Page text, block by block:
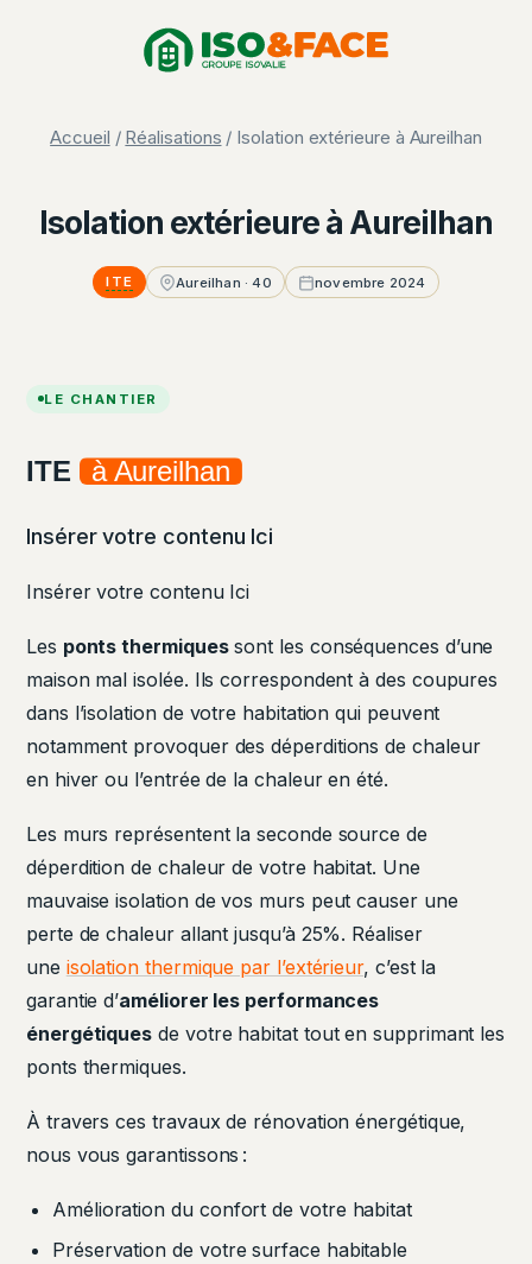
Accueil / Réalisations / Isolation extérieure à Aureilhan
Isolation extérieure à Aureilhan
ITE Aureilhan · 40 novembre 2024
LE CHANTIER
ITE à Aureilhan
Insérer votre contenu Ici
Insérer votre contenu Ici
Les ponts thermiquessont les conséquences d’une
maison mal isolée. Ils correspondent à des coupures
dans l’isolation de votre habitation qui peuvent
notamment provoquer des déperditions de chaleur
en hiver ou l’entrée de la chaleur en été.
Les murs représentent la seconde source de
déperdition de chaleur de votre habitat. Une
mauvaise isolation de vos murs peut causer une
perte de chaleur allant jusqu’à 25%. Réaliser
une isolation thermique par l’extérieur, c’est la
garantie d’améliorer les performances
énergétiques de votre habitat tout en supprimant les
ponts thermiques.
À travers ces travaux de rénovation énergétique,
nous vous garantissons :
Amélioration du confort de votre habitat
Préservation de votre surface habitable